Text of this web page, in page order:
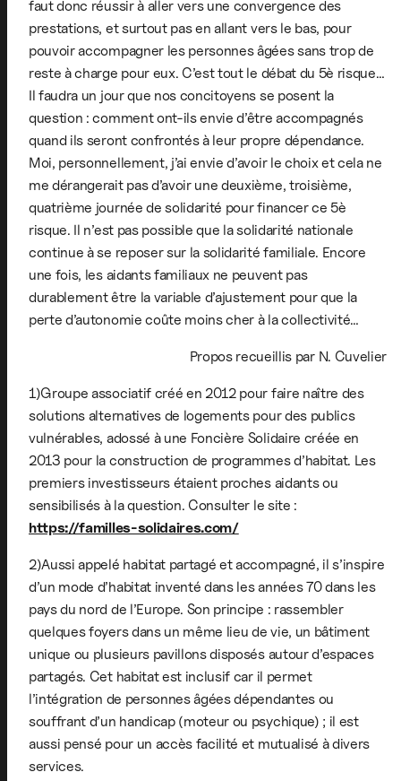
faut donc réussir à aller vers une convergence des
prestations, et surtout pas en allant vers le bas, pour
pouvoir accompagner les personnes âgées sans trop de
reste à charge pour eux. C’est tout le débat du 5è risque…
Il faudra un jour que nos concitoyens se posent la
question : comment ont-ils envie d’être accompagnés
quand ils seront confrontés à leur propre dépendance.
Moi, personnellement, j’ai envie d’avoir le choix et cela ne
me dérangerait pas d’avoir une deuxième, troisième,
quatrième journée de solidarité pour financer ce 5è
risque. Il n’est pas possible que la solidarité nationale
continue à se reposer sur la solidarité familiale. Encore
une fois, les aidants familiaux ne peuvent pas
durablement être la variable d’ajustement pour que la
perte d’autonomie coûte moins cher à la collectivité…
Propos recueillis par N. Cuvelier
1)Groupe associatif créé en 2012 pour faire naître des
solutions alternatives de logements pour des publics
vulnérables, adossé à une Foncière Solidaire créée en
2013 pour la construction de programmes d’habitat. Les
premiers investisseurs étaient proches aidants ou
sensibilisés à la question. Consulter le site :
https://familles-solidaires.com/
2)Aussi appelé habitat partagé et accompagné, il s’inspire
d’un mode d’habitat inventé dans les années 70 dans les
pays du nord de l’Europe. Son principe : rassembler
quelques foyers dans un même lieu de vie, un bâtiment
unique ou plusieurs pavillons disposés autour d’espaces
partagés. Cet habitat est inclusif car il permet
l’intégration de personnes âgées dépendantes ou
souffrant d’un handicap (moteur ou psychique) ; il est
aussi pensé pour un accès facilité et mutualisé à divers
services.